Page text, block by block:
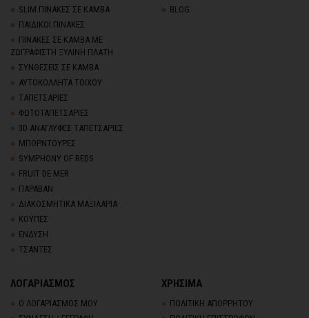
SLIM ΠΙΝΑΚΕΣ ΣΕ ΚΑΜΒΑ
ΠΑΙΔΙΚΟΙ ΠΙΝΑΚΕΣ
ΠΙΝΑΚΕΣ ΣΕ ΚΑΜΒΑ ΜΕ
ΖΩΓΡΑΦΙΣΤΗ ΞΥΛΙΝΗ ΠΛΑΤΗ
ΣΥΝΘΕΣΕΙΣ ΣΕ ΚΑΜΒΑ
ΑΥΤΟΚΟΛΛΗΤΑ ΤΟΙΧΟΥ
TΑΠΕΤΣΑΡΙΕΣ
ΦΩΤΟΤΑΠΕΤΣΑΡΙΕΣ
3D AΝΑΓΛΥΦΕΣ TΑΠΕΤΣΑΡΙΕΣ
ΜΠΟΡΝΤΟΥΡΕΣ
SYMPHONY OF REDS
FRUIT DE MER
ΠΑΡΑΒΑΝ
ΔΙΑΚΟΣΜΗΤΙΚΑ ΜΑΞΙΛΑΡΙΑ
ΚΟΥΠΕΣ
ΕΝΔΥΣΗ
ΤΣΑΝΤΕΣ
BLOG
ΛΟΓΑΡΙΑΣΜΟΣ
Ο ΛΟΓΑΡΙΑΣΜΟΣ ΜΟΥ
ΧΡΗΣΙΜΑ
ΠΟΛΙΤΙΚΗ ΑΠΟΡΡΗΤΟΥ